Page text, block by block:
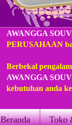
AWANGGA
PERUSAHAAN
Berbekal
AWANGGA
kebutuhan anda
Beranda Toko